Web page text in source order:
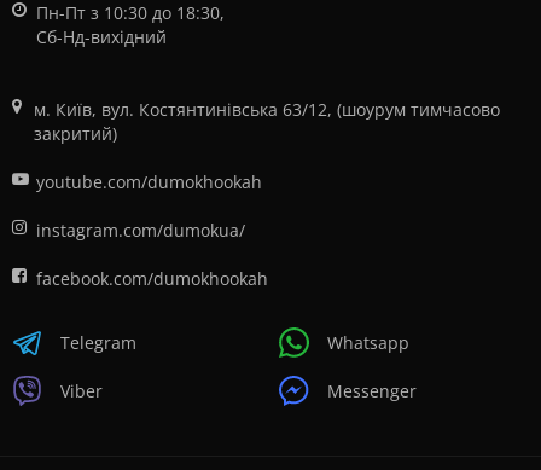
Пн-Пт з 10:30 до 18:30,
Сб-Нд-вихідний
м. Київ, вул. Костянтинівська 63/12, (шоурум тимчасово
закритий)
youtube.com/dumokhookah
instagram.com/dumokua/
facebook.com/dumokhookah
Telegram
Viber
Whatsapp
Messenger